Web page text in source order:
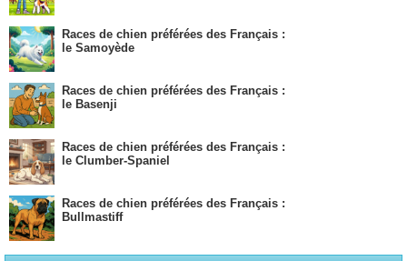
Races de chien préférées des Français :
le Samoyède
Races de chien préférées des Français :
le Basenji
Races de chien préférées des Français :
le Clumber-Spaniel
Races de chien préférées des Français :
Bullmastiff